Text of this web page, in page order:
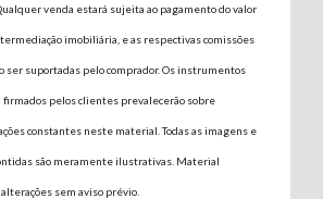
venda estará sujeita ao pagamento do valor
imobiliária, e as respectivas comissões
ser suportadas pelo comprador. Os instrumentos
pelos clientes prevalecerão sobre
constantes neste material. Todas as imagens e
são meramente ilustrativas. Material
sem aviso prévio.